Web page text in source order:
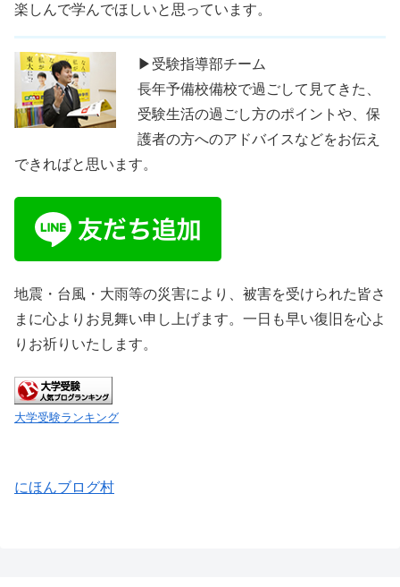
楽しんで学んでほしいと思っています。
▶受験指導部チーム
長年予備校備校で過ごして見てきた、
受験生活の過ごし方のポイントや、保
護者の方へのアドバイスなどをお伝え
できればと思います。
地震・台風・大雨等の災害により、被害を受けられた皆さ
まに心よりお見舞い申し上げます。一日も早い復旧を心よ
りお祈りいたします。
大学受験ランキング
にほんブログ村